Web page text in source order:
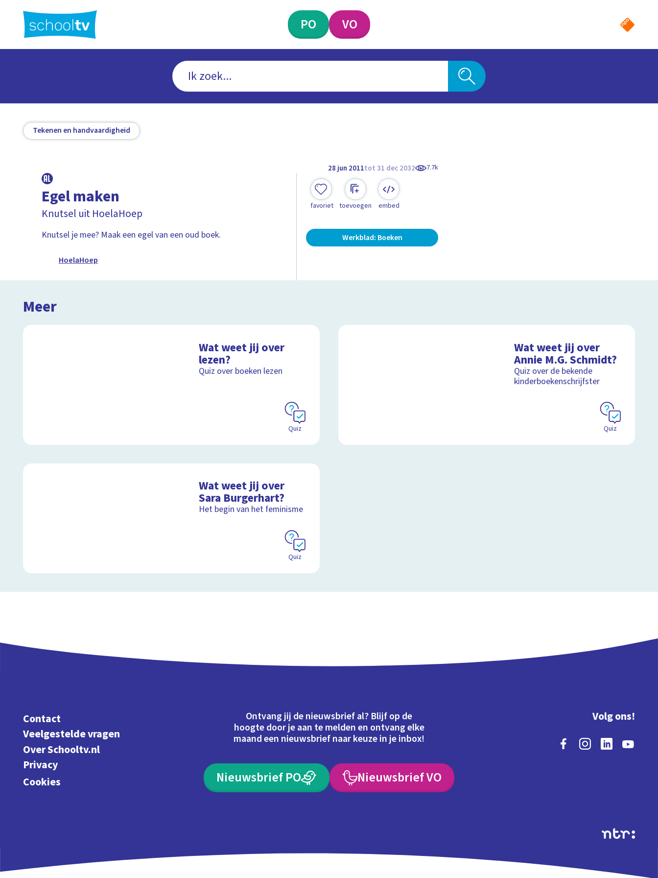
hoofdinhoud
PO VO
Tekenen en handvaardigheid
28 jun 2011tot 31 dec 2032 7.7k
Egel maken
Knutsel uit HoelaHoep
Knutsel je mee? Maak een egel van een oud boek.
HoelaHoep
favoriet toevoegen embed
Werkblad: Boeken
Meer
Wat weet jij over
lezen?
Quiz over boeken lezen
Quiz
Wat weet jij over
Annie M.G. Schmidt?
Quiz over de bekende
kinderboekenschrijfster
Quiz
Wat weet jij over
Sara Burgerhart?
Het begin van het feminisme
Quiz
Contact
Veelgestelde vragen
Over Schooltv.nl
Privacy
Cookies
Ontvang jij de nieuwsbrief al? Blijf op de
hoogte door je aan te melden en ontvang elke
maand een nieuwsbrief naar keuze in je inbox!
Nieuwsbrief PO Nieuwsbrief VO
Volg ons!